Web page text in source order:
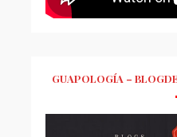
GUAPOLOGÍA –